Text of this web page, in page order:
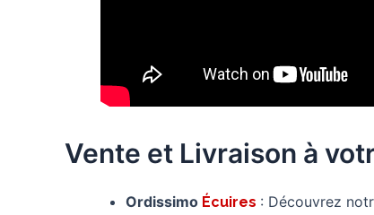
Vente et Livraison à
Ordissimo Écuires : Découvrez